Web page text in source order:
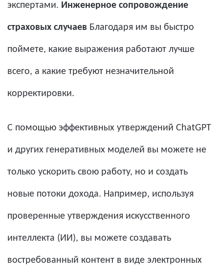
экспертами. Инженерное сопровождение
страховых случаев Благодаря им вы быстро
поймете, какие выражения работают лучше
всего, а какие требуют незначительной
корректировки.
С помощью эффективных утверждений ChatGPT
и других генеративных моделей вы можете не
только ускорить свою работу, но и создать
новые потоки дохода. Например, используя
проверенные утверждения искусственного
интеллекта (ИИ), вы можете создавать
востребованный контент в виде электронных